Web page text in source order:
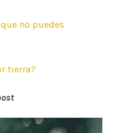
no puedes
tierra?